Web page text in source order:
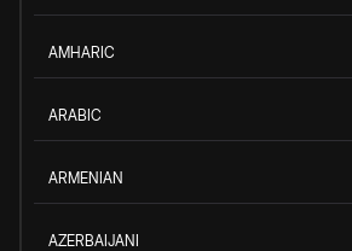
AMHARIC
ARABIC
ARMENIAN
AZERBAIJANI